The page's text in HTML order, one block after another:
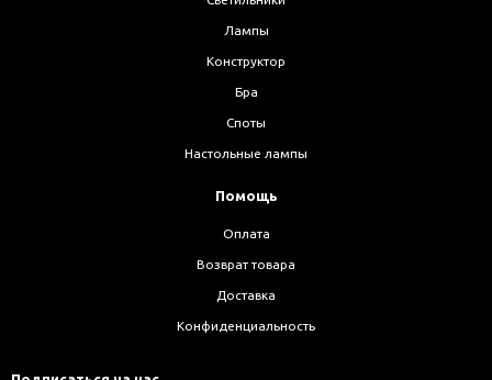
Лампы
Конструктор
Бра
Споты
Настольные лампы
Помощь
Оплата
Возврат товара
Доставка
Конфиденциальность